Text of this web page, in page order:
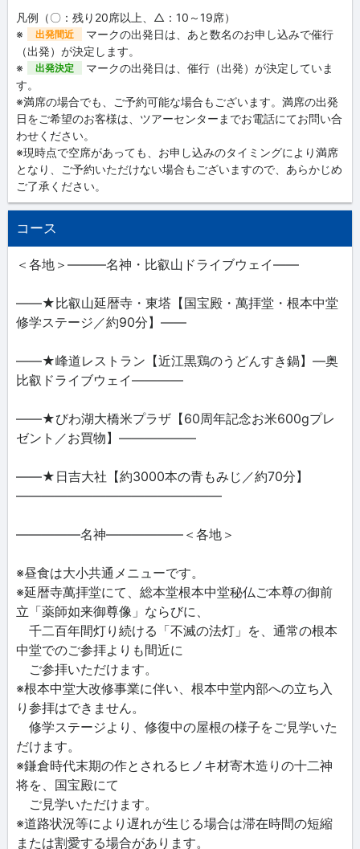
凡例（〇：残り20席以上、△：10～19席）
※
出発間近
マークの出発日は、あと数名のお申し込みで催行
（出発）が決定します。
※
出発決定
マークの出発日は、催行（出発）が決定していま
す。
※満席の場合でも、ご予約可能な場合もございます。満席の出発
日をご希望のお客様は、ツアーセンターまでお電話にてお問い合
わせください。
※現時点で空席があっても、お申し込みのタイミングにより満席
となり、ご予約いただけない場合もございますので、あらかじめ
ご了承ください。
コース
＜各地＞―――名神・比叡山ドライブウェイ――
――★比叡山延暦寺・東塔【国宝殿・萬拝堂・根本中堂
修学ステージ／約90分】――
――★峰道レストラン【近江黒鶏のうどんすき鍋】―奥
比叡ドライブウェイ――――
――★びわ湖大橋米プラザ【60周年記念お米600gプレ
ゼント／お買物】――――――
――★日吉大社【約3000本の青もみじ／約70分】
――――――――――――――――
―――――名神――――――＜各地＞
※昼食は大小共通メニューです。
※延暦寺萬拝堂にて、総本堂根本中堂秘仏ご本尊の御前
立「薬師如来御尊像」ならびに、
千二百年間灯り続ける「不滅の法灯」を、通常の根本
中堂でのご参拝よりも間近に
ご参拝いただけます。
※根本中堂大改修事業に伴い、根本中堂内部への立ち入
り参拝はできません。
修学ステージより、修復中の屋根の様子をご見学いた
だけます。
※鎌倉時代末期の作とされるヒノキ材寄木造りの十二神
将を、国宝殿にて
ご見学いただけます。
※道路状況等により遅れが生じる場合は滞在時間の短縮
または割愛する場合があります。